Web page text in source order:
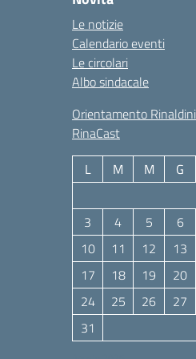
Le notizie
Calendario eventi
Le circolari
Albo sindacale
Orientamento Rinaldini
RinaCast
L M M G
3
4 5 6
10
11 12 13
17
18 19 20
24
25 26 27
31